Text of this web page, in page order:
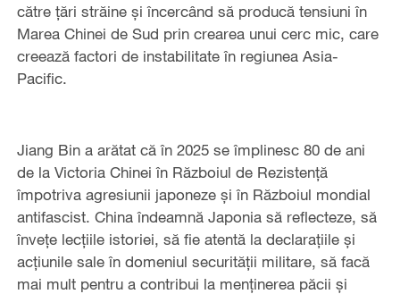
către țări străine și încercând să producă tensiuni în
Marea Chinei de Sud prin crearea unui cerc mic, care
creează factori de instabilitate în regiunea Asia-
Pacific.
Jiang Bin a arătat că în 2025 se împlinesc 80 de ani
de la Victoria Chinei în Războiul de Rezistență
împotriva agresiunii japoneze și în Războiul mondial
antifascist. China îndeamnă Japonia să reflecteze, să
învețe lecțiile istoriei, să fie atentă la declarațiile și
acțiunile sale în domeniul securității militare, să facă
mai mult pentru a contribui la menținerea păcii și